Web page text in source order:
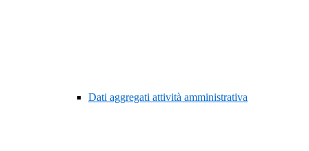
Dati aggregati attività amministrativa